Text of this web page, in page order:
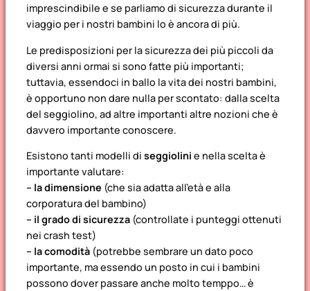
imprescindibile e se parliamo di sicurezza durante il
viaggio per i nostri bambini lo è ancora di più.
Le predisposizioni per la sicurezza dei più piccoli da
diversi anni ormai si sono fatte più importanti;
tuttavia, essendoci in ballo la vita dei nostri bambini,
è opportuno non dare nulla per scontato: dalla scelta
del seggiolino, ad altre importanti altre nozioni che è
davvero importante conoscere.
Esistono tanti modelli di seggiolini e nella scelta è
importante valutare:
– la dimensione (che sia adatta all’età e alla
corporatura del bambino)
– il grado di sicurezza (controllate i punteggi ottenuti
nei crash test)
– la comodità (potrebbe sembrare un dato poco
importante, ma essendo un posto in cui i bambini
possono dover passare anche molto temppo… è